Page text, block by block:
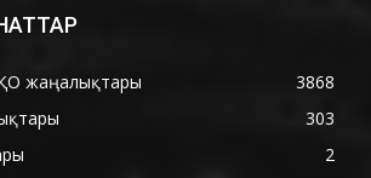
жаңалықтары
3868
303
2